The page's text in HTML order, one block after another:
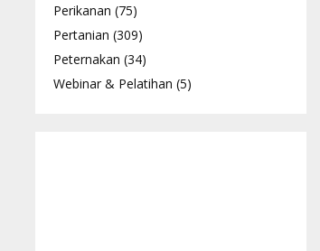
Perikanan (75)
Pertanian (309)
Peternakan (34)
Webinar & Pelatihan (5)